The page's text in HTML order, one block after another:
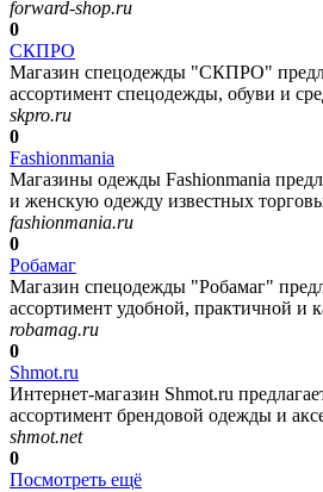
forward-shop.ru
0
СКПРО
Магазин спецодежды "СКПРО"
ассортимент спецодежды, обуви и
skpro.ru
0
Fashionmania
Магазины одежды Fashionmania
и женскую одежду известных
fashionmania.ru
0
Робамаг
Магазин спецодежды "Робамаг"
ассортимент удобной, практичной и
robamag.ru
0
Shmot.ru
Интернет-магазин Shmot.ru
ассортимент брендовой одежды и
shmot.net
0
Посмотреть ещё